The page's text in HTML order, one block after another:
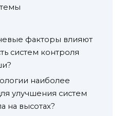
факторы влияют
систем контроля
наиболее
улучшения систем
на высотах?